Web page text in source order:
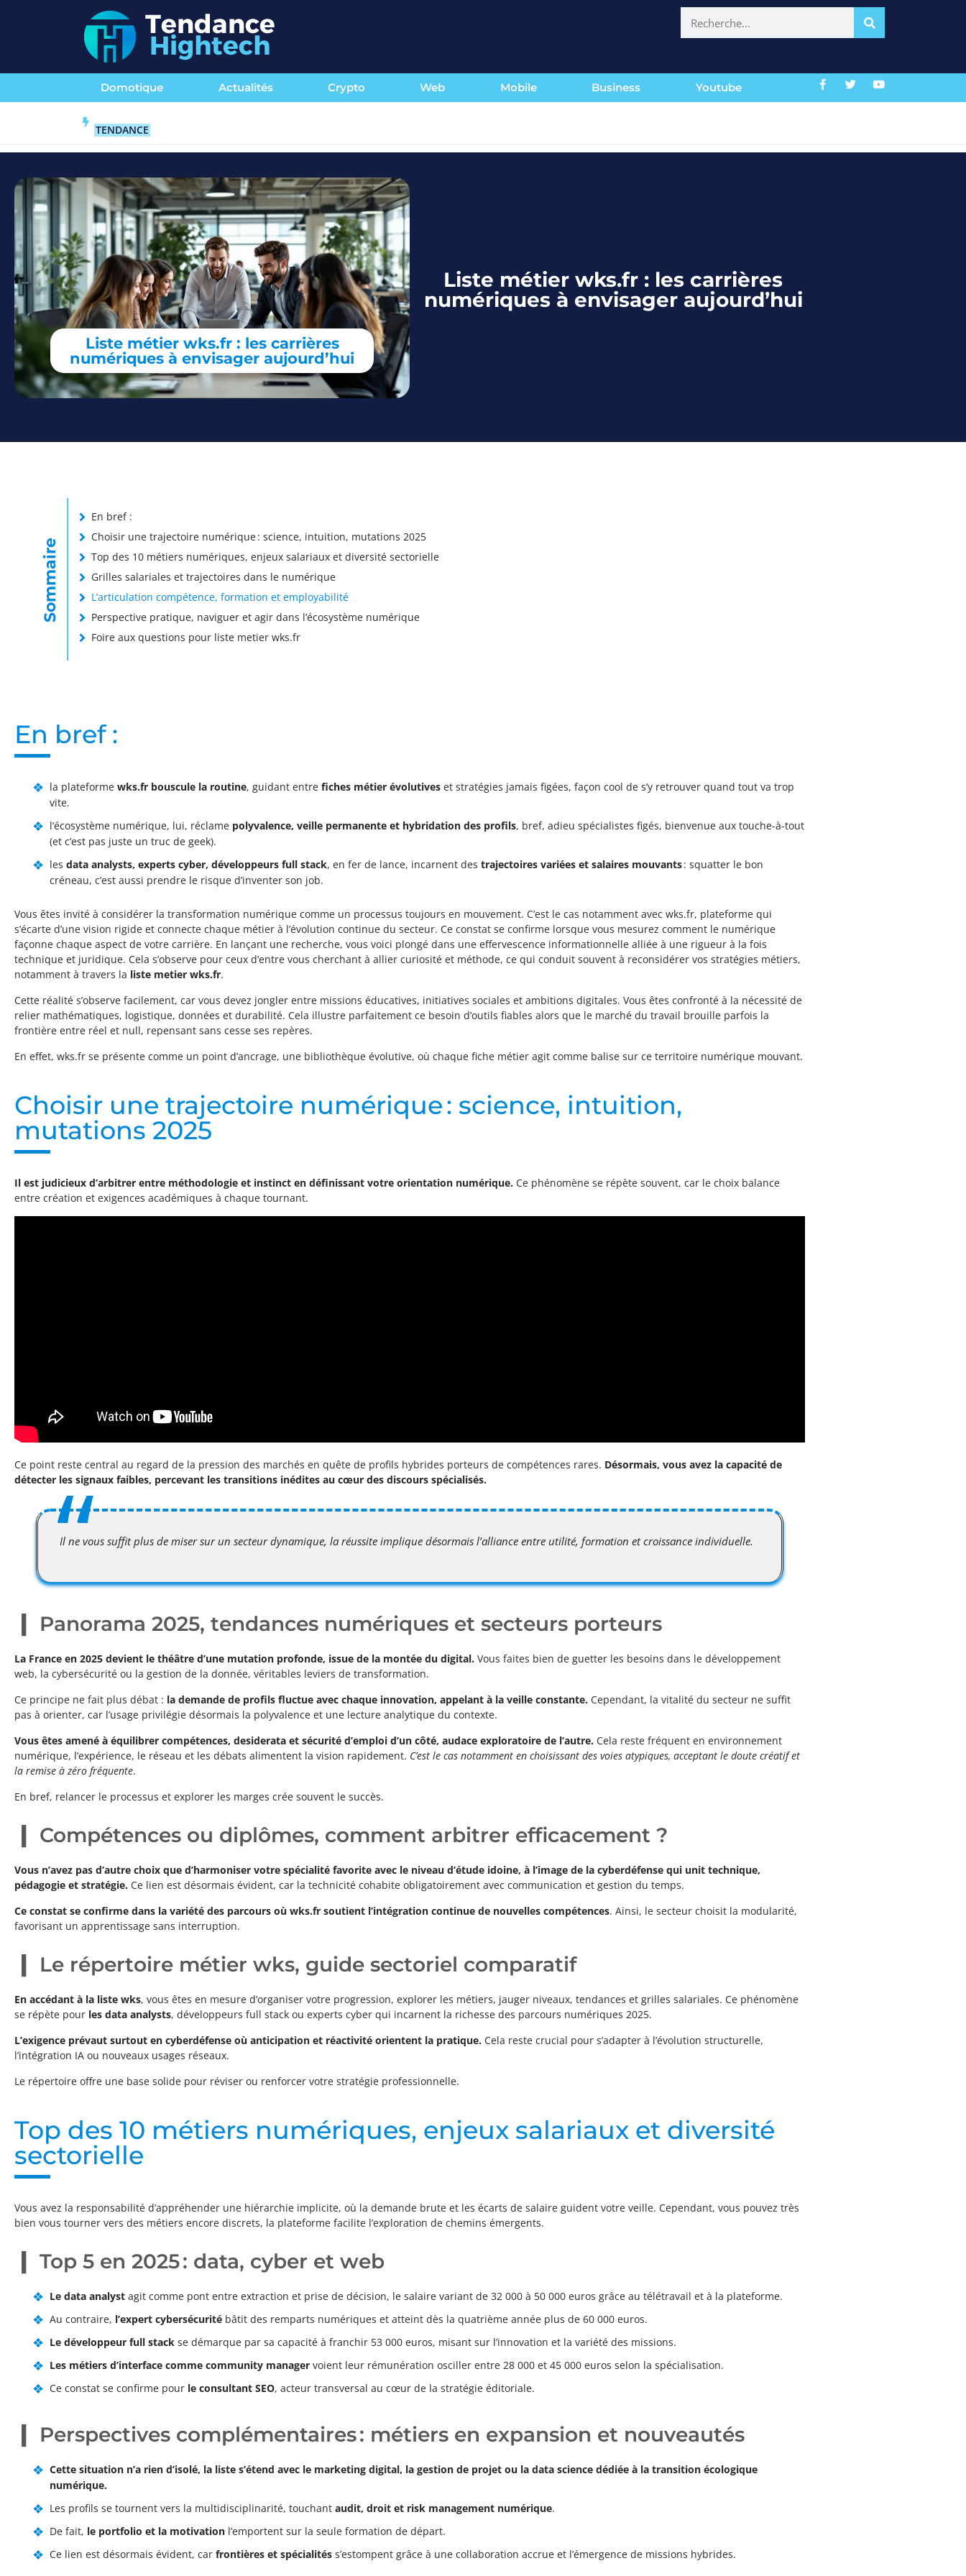
Domotique Actualités Crypto Web Mobile Business Youtube
TENDANCE
Liste métier wks.fr : les carrières
numériques à envisager aujourd’hui
Liste métier wks.fr : les carrières
numériques à envisager aujourd’hui
Sommaire
En bref :
Choisir une trajectoire numérique : science, intuition, mutations 2025
Top des 10 métiers numériques, enjeux salariaux et diversité sectorielle
Grilles salariales et trajectoires dans le numérique
L’articulation compétence, formation et employabilité
Perspective pratique, naviguer et agir dans l’écosystème numérique
Foire aux questions pour liste metier wks.fr
En bref :
la plateforme wks.fr bouscule la routine, guidant entre fiches métier évolutives et stratégies jamais figées, façon cool de s’y retrouver quand tout va trop
vite.
l’écosystème numérique, lui, réclame polyvalence, veille permanente et hybridation des profils, bref, adieu spécialistes figés, bienvenue aux touche-à-tout
(et c’est pas juste un truc de geek).
les data analysts, experts cyber, développeurs full stack, en fer de lance, incarnent des trajectoires variées et salaires mouvants: squatter le bon
créneau, c’est aussi prendre le risque d’inventer son job.
Vous êtes invité à considérer la transformation numérique comme un processus toujours en mouvement. C’est le cas notamment avec wks.fr, plateforme qui
s’écarte d’une vision rigide et connecte chaque métier à l’évolution continue du secteur. Ce constat se confirme lorsque vous mesurez comment le numérique
façonne chaque aspect de votre carrière. En lançant une recherche, vous voici plongé dans une effervescence informationnelle alliée à une rigueur à la fois
technique et juridique. Cela s’observe pour ceux d’entre vous cherchant à allier curiosité et méthode, ce qui conduit souvent à reconsidérer vos stratégies métiers,
notamment à travers la liste metier wks.fr.
Cette réalité s’observe facilement, car vous devez jongler entre missions éducatives, initiatives sociales et ambitions digitales. Vous êtes confronté à la nécessité de
relier mathématiques, logistique, données et durabilité. Cela illustre parfaitement ce besoin d’outils fiables alors que le marché du travail brouille parfois la
frontière entre réel et null, repensant sans cesse ses repères.
En effet, wks.fr se présente comme un point d’ancrage, une bibliothèque évolutive, où chaque fiche métier agit comme balise sur ce territoire numérique mouvant.
Choisir une trajectoire numérique : science, intuition,
mutations 2025
Il est judicieux d’arbitrer entre méthodologie et instinct en définissant votre orientation numérique. Ce phénomène se répète souvent, car le choix balance
entre création et exigences académiques à chaque tournant.
Ce point reste central au regard de la pression des marchés en quête de profils hybrides porteurs de compétences rares. Désormais, vous avez la capacité de
détecter les signaux faibles, percevant les transitions inédites au cœur des discours spécialisés.
Il ne vous suffit plus de miser sur un secteur dynamique, la réussite implique désormais l’alliance entre utilité, formation et croissance individuelle.
Panorama 2025, tendances numériques et secteurs porteurs
La France en 2025 devient le théâtre d’une mutation profonde, issue de la montée du digital. Vous faites bien de guetter les besoins dans le développement
web, la cybersécurité ou la gestion de la donnée, véritables leviers de transformation.
Ce principe ne fait plus débat : la demande de profils fluctue avec chaque innovation, appelant à la veille constante. Cependant, la vitalité du secteur ne suffit
pas à orienter, car l’usage privilégie désormais la polyvalence et une lecture analytique du contexte.
Vous êtes amené à équilibrer compétences, desiderata et sécurité d’emploi d’un côté, audace exploratoire de l’autre. Cela reste fréquent en environnement
numérique, l’expérience, le réseau et les débats alimentent la vision rapidement. C’est le cas notamment en choisissant des voies atypiques, acceptant le doute créatif et
la remise à zéro fréquente.
En bref, relancer le processus et explorer les marges crée souvent le succès.
Compétences ou diplômes, comment arbitrer efficacement ?
Vous n’avez pas d’autre choix que d’harmoniser votre spécialité favorite avec le niveau d’étude idoine, à l’image de la cyberdéfense qui unit technique,
pédagogie et stratégie. Ce lien est désormais évident, car la technicité cohabite obligatoirement avec communication et gestion du temps.
Ce constat se confirme dans la variété des parcours où wks.fr soutient l’intégration continue de nouvelles compétences. Ainsi, le secteur choisit la modularité,
favorisant un apprentissage sans interruption.
Le répertoire métier wks, guide sectoriel comparatif
En accédant à la liste wks, vous êtes en mesure d’organiser votre progression, explorer les métiers, jauger niveaux, tendances et grilles salariales. Ce phénomène
se répète pour les data analysts, développeurs full stack ou experts cyber qui incarnent la richesse des parcours numériques 2025.
L’exigence prévaut surtout en cyberdéfense où anticipation et réactivité orientent la pratique. Cela reste crucial pour s’adapter à l’évolution structurelle,
l’intégration IA ou nouveaux usages réseaux.
Le répertoire offre une base solide pour réviser ou renforcer votre stratégie professionnelle.
Top des 10 métiers numériques, enjeux salariaux et diversité
sectorielle
Vous avez la responsabilité d’appréhender une hiérarchie implicite, où la demande brute et les écarts de salaire guident votre veille. Cependant, vous pouvez très
bien vous tourner vers des métiers encore discrets, la plateforme facilite l’exploration de chemins émergents.
Top 5 en 2025 : data, cyber et web
Le data analyst agit comme pont entre extraction et prise de décision, le salaire variant de 32 000 à 50 000 euros grâce au télétravail et à la plateforme.
Au contraire, l’expert cybersécurité bâtit des remparts numériques et atteint dès la quatrième année plus de 60 000 euros.
Le développeur full stack se démarque par sa capacité à franchir 53 000 euros, misant sur l’innovation et la variété des missions.
Les métiers d’interface comme community manager voient leur rémunération osciller entre 28 000 et 45 000 euros selon la spécialisation.
Ce constat se confirme pour le consultant SEO, acteur transversal au cœur de la stratégie éditoriale.
Perspectives complémentaires : métiers en expansion et nouveautés
Cette situation n’a rien d’isolé, la liste s’étend avec le marketing digital, la gestion de projet ou la data science dédiée à la transition écologique
numérique.
Les profils se tournent vers la multidisciplinarité, touchant audit, droit et risk management numérique.
De fait, le portfolio et la motivation l’emportent sur la seule formation de départ.
Ce lien est désormais évident, car frontières et spécialités s’estompent grâce à une collaboration accrue et l’émergence de missions hybrides.